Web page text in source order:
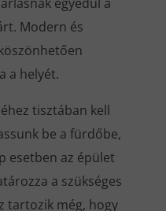
Modern és
a helyét.
tisztában kell
be a fürdőbe,
esetben az épület
a szükséges
tartozik még, hogy